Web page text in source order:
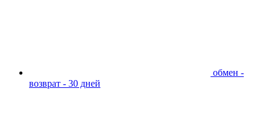
обмен -
возврат - 30 дней